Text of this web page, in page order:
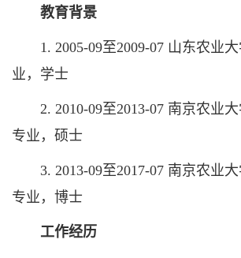
教育背景
1. 2005-09至2009-07 山东农业大
业，学士
2. 2010-09至2013-07 南京农业大
专业，硕士
3. 2013-09至2017-07 南京农业大
专业，博士
工作经历